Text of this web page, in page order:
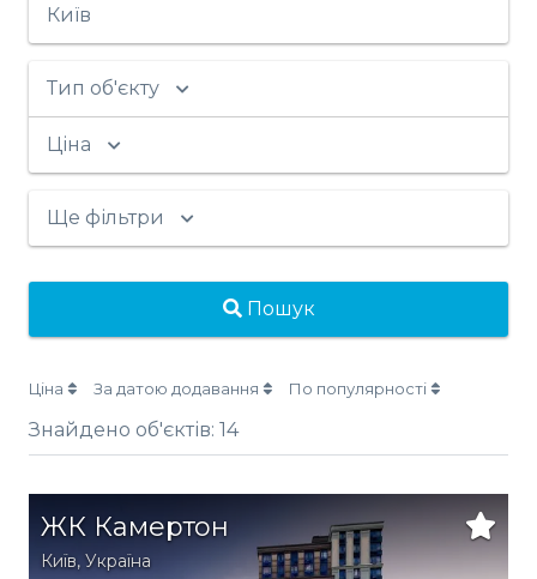
Київ
Тип об'єкту
Ціна
Ще фільтри
Пошук
Ціна За датою додавання По популярності
Знайдено об'єктів: 14
ЖК Камертон
Київ, Україна